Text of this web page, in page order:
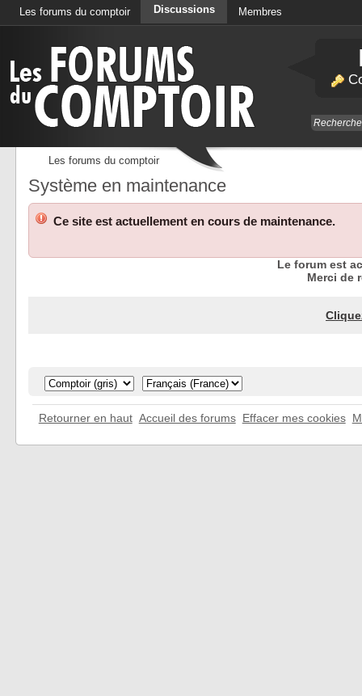
Les forums du comptoir Discussions Membres
Les forums du comptoir
Système en maintenance
Ce site est actuellement en cours de maintenance.
Le forum est
Merci de
Retourner en haut Accueil des forums Effacer mes cookies